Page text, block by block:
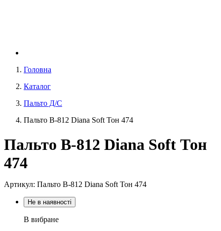
Головна
Каталог
Пальто Д/С
Пальто В-812 Diana Soft Тон 474
Пальто В-812 Diana Soft Тон
474
Артикул: Пальто В-812 Diana Soft Тон 474
Не в наявності
В вибране